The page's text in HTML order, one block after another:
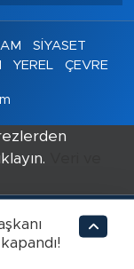
SİYASET
YEREL ÇEVRE